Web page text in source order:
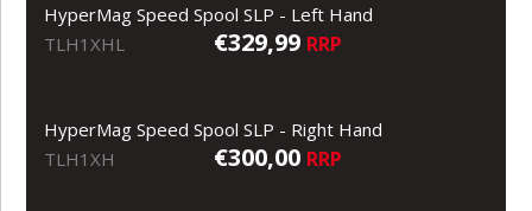
HyperMag Speed Spool SLP - Left Hand
TLH1XHL
€329,99 RRP
HyperMag Speed Spool SLP - Right Hand
TLH1XH
€300,00 RRP